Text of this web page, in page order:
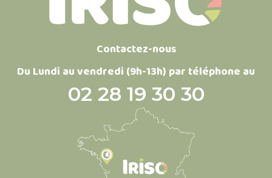
Contactez-nous
Du Lundi au vendredi (9h-13h) par téléphone au
02 28 19 30 30